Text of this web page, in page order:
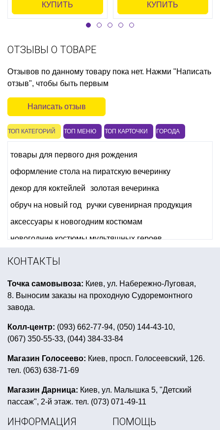
КУПИТЬ КУПИТЬ
ОТЗЫВЫ О ТОВАРЕ
Отзывов по данному товару пока нет. Нажми "Написать
отзыв", чтобы быть первым
Написать отзыв
ТОП КАТЕГОРИЙ ТОП МЕНЮ ТОП КАРТОЧКИ ГОРОДА
товары для первого дня рождения
оформление стола на пиратскую вечеринку
декор для коктейлей
золотая вечеринка
обруч на новый год
ручки сувенирная продукция
аксессуары к новогодним костюмам
новогодние костюмы мультяшных героев
купить товары для праздника в интернет магазине
все для детского праздника киев
коктейльные трубочки купить украина
тассел для воздушных шаров
купить маску новогоднюю
магазин новогоднего декора
аксессуары для ковбойской вечеринки
прикольные подтяжки купить
детский день рождения в стиле мстителей
КОНТАКТЫ
Точка самовывоза: Киев, ул. Набережно-Луговая,
8. Выносим заказы на проходную Судоремонтного
завода.
Колл-центр: (093) 662-77-94, (050) 144-43-10,
(067) 350-55-33, (044) 384-33-84
Магазин Голосеево: Киев, просп. Голосеевский, 126.
тел. (063) 638-71-69
Магазин Дарница: Киев, ул. Малышка 5, "Детский
пассаж", 2-й этаж. тел. (073) 071-49-11
ИНФОРМАЦИЯ ПОМОЩЬ